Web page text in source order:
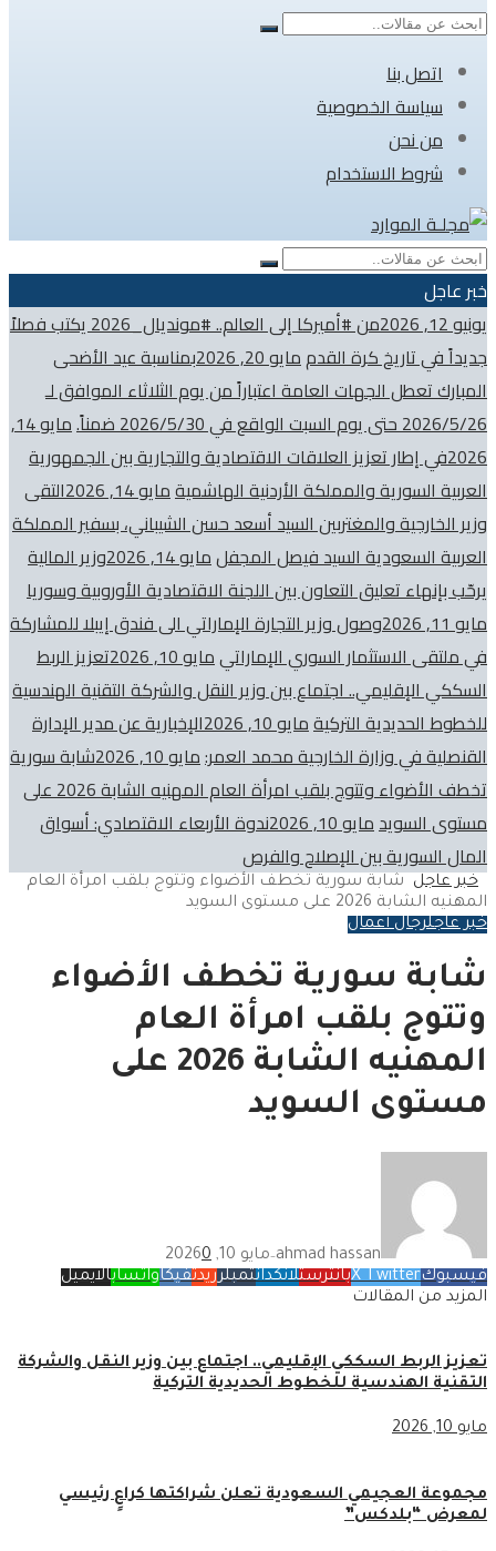
اتصل بنا
سياسة الخصوصية
من نحن
شروط الاستخدام
خبر عاجل
يونيو 12, 2026
من #أميركا إلى العالم.. #مونديال_2026 يكتب فصلاً
جديداً في تاريخ كرة القدممايو 20, 2026
بمناسبة عيد الأضحى
المبارك تعطل الجهات العامة اعتباراً من يوم الثلاثاء الموافق لـ
2026/5/26 حتى يوم السبت الواقع في 2026/5/30 ضمناً.
مايو 14,
2026في إطار تعزيز العلاقات الاقتصادية والتجارية بين الجمهورية
العربية السورية والمملكة الأردنية الهاشميةمايو 14, 2026
التقى
وزير الخارجية والمغتربين السيد أسعد حسن الشيباني، بسفير المملكة
العربية السعودية السيد فيصل المجفلمايو 14, 2026
وزير المالية
يرحّب بإنهاء تعليق التعاون بين اللجنة الاقتصادية الأوروبية وسوريا
مايو 11, 2026
وصول وزير التجارة الإماراتي الى فندق إيبلا للمشاركة
في ملتقى الاستثمار السوري الإماراتيمايو 10, 2026
تعزيز الربط
السككي الإقليمي.. اجتماع بين وزير النقل والشركة التقنية الهندسية
للخطوط الحديدية التركيةمايو 10, 2026
الإخبارية عن مدير الإدارة
القنصلية في وزارة الخارجية محمد العمر:مايو 10, 2026
شابة سورية
تخطف الأضواء وتتوج بلقب امرأة العام المهنيه الشابة 2026 على
مستوى السويدمايو 10, 2026
ندوة الأربعاء الاقتصادي: أسواق
المال السورية بين الإصلاح والفرص
خبر عاجل
شابة سورية تخطف الأضواء وتتوج بلقب امرأة العام
المهنيه الشابة 2026 على مستوى السويد
خبر عاجلرجال أعمال
شابة سورية تخطف الأضواء
وتتوج بلقب امرأة العام
المهنيه الشابة 2026 على
مستوى السويد
ahmad hassan
—مايو 10, 2026
0
فيسبوكX Twitterبانترستلانكدانتمبلرريدتفيكاواتسابالايميل
المزيد من المقالات
تعزيز الربط السككي الإقليمي.. اجتماع بين وزير النقل والشركة
التقنية الهندسية للخطوط الحديدية التركية
مايو 10, 2026
مجموعة العجيمي السعودية تعلن شراكتها كراعٍ رئيسي
لمعرض “بلدكس”